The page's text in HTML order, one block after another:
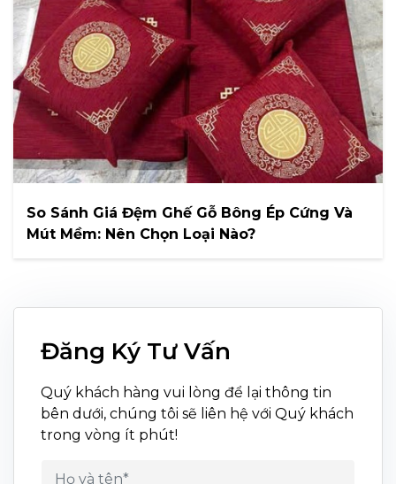
So Sánh Giá Đệm Ghế Gỗ Bông Ép Cứng Và
Mút Mềm: Nên Chọn Loại Nào?
Đăng Ký Tư Vấn
Quý khách hàng vui lòng để lại thông tin
bên dưới, chúng tôi sẽ liên hệ với Quý khách
trong vòng ít phút!